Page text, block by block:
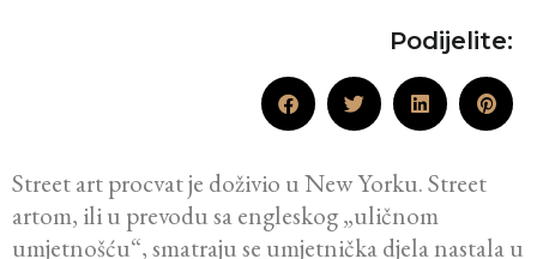
Podijelite:
Street art procvat je doživio u New Yorku. Street
artom, ili u prevodu sa engleskog „uličnom
umjetnošću“, smatraju se umjetnička djela nastala u